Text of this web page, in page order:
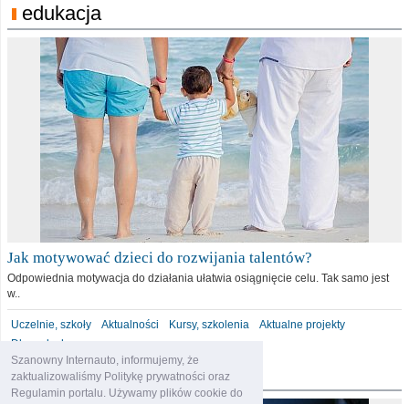
Szanowny Internauto, informujemy, że
zaktualizowaliśmy Politykę prywatności oraz
Regulamin portalu. Używamy plików cookie do
edukacja
Jak motywować dzieci do rozwijania talentów?
Odpowiednia motywacja do działania ułatwia osiągnięcie celu. Tak samo jest
w..
Uczelnie, szkoły Aktualności Kursy, szkolenia
Aktualne projekty
Dla malucha
motoryzacja